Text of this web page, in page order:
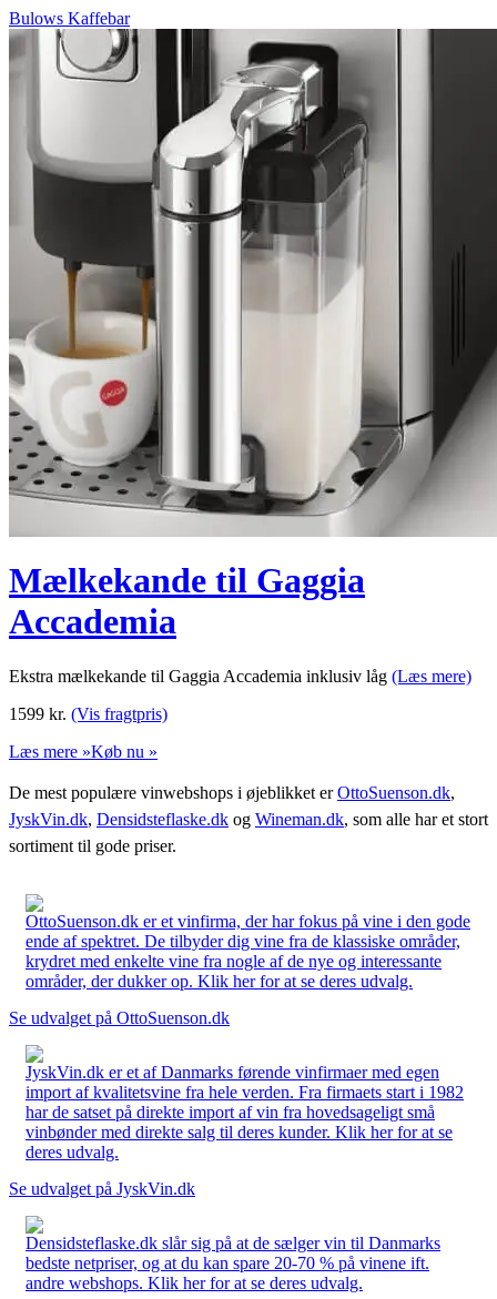
Bulows Kaffebar
Mælkekande til Gaggia
Accademia
Ekstra mælkekande til Gaggia Accademia inklusiv låg (Læs mere)
1599 kr. (Vis fragtpris)
Læs mere »Køb nu »
De mest populære vinwebshops i øjeblikket erOttoSuenson.dk,
JyskVin.dk, Densidsteflaske.dk og Wineman.dk, som alle har et stort
sortiment til gode priser.
OttoSuenson.dk er et vinfirma, der har fokus på vine i den gode
ende af spektret. De tilbyder dig vine fra de klassiske områder,
krydret med enkelte vine fra nogle af de nye og interessante
områder, der dukker op. Klik her for at se deres udvalg.
Se udvalget på OttoSuenson.dk
JyskVin.dk er et af Danmarks førende vinfirmaer med egen
import af kvalitetsvine fra hele verden. Fra firmaets start i 1982
har de satset på direkte import af vin fra hovedsageligt små
vinbønder med direkte salg til deres kunder. Klik her for at se
deres udvalg.
Se udvalget på JyskVin.dk
Densidsteflaske.dk slår sig på at de sælger vin til Danmarks
bedste netpriser, og at du kan spare 20-70 % på vinene ift.
andre webshops. Klik her for at se deres udvalg.